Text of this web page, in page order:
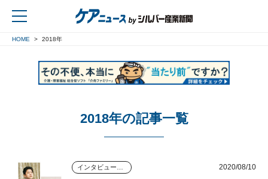
HOME 2018年
2018年の記事一覧
2020/08/10